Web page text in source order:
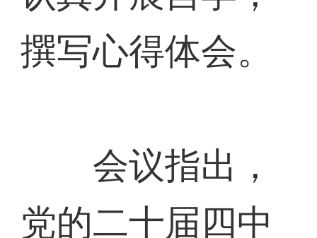
撰写心得体会。
会议指出，
党的二十届四中